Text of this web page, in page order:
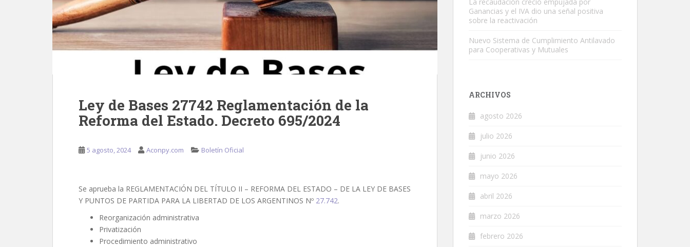
Ley de Bases 27742 Reglamentación de la
Reforma del Estado. Decreto 695/2024
5 agosto, 2024 Aconpy.com Boletín Oficial
Se aprueba la REGLAMENTACIÓN DEL TÍTULO II – REFORMA DEL ESTADO – DE LA LEY DE BASES
Y PUNTOS DE PARTIDA PARA LA LIBERTAD DE LOS ARGENTINOS Nº 27.742.
Reorganización administrativa
Privatización
Procedimiento administrativo
Ganancias y el IVA dio una señal positiva
sobre la reactivación
Nuevo Sistema de Cumplimiento Antilavado
para Cooperativas y Mutuales
ARCHIVOS
agosto 2026
julio 2026
junio 2026
mayo 2026
abril 2026
marzo 2026
febrero 2026